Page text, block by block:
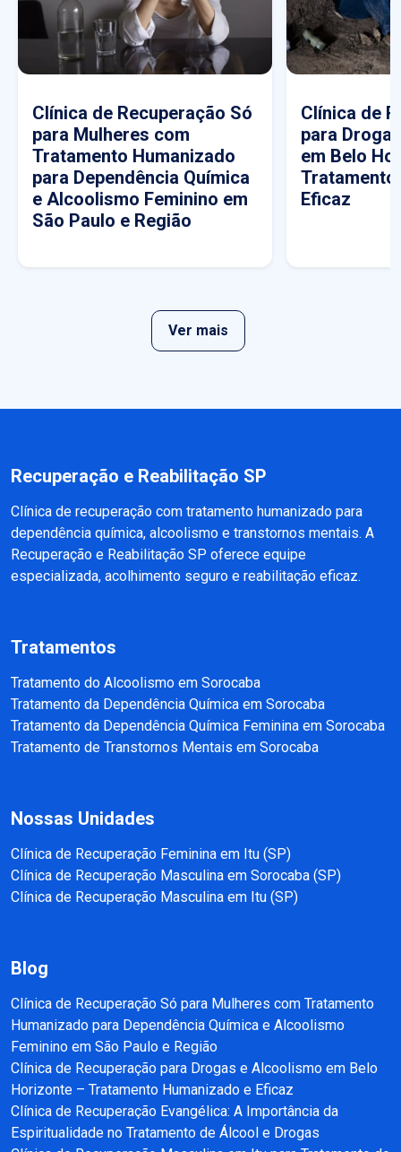
Clínica de Recuperação Só
para Mulheres com
Tratamento Humanizado
para Dependência Química
e Alcoolismo Feminino em
São Paulo e Região
Clínica de
para
em Belo
Tratamento
Eficaz
Ver mais
Recuperação e Reabilitação SP
Clínica de recuperação com tratamento humanizado para
dependência química, alcoolismo e transtornos mentais. A
Recuperação e Reabilitação SP oferece equipe
especializada, acolhimento seguro e reabilitação eficaz.
Tratamentos
Tratamento do Alcoolismo em Sorocaba
Tratamento da Dependência Química em Sorocaba
Tratamento da Dependência Química Feminina em Sorocaba
Tratamento de Transtornos Mentais em Sorocaba
Nossas Unidades
Clínica de Recuperação Feminina em Itu (SP)
Clínica de Recuperação Masculina em Sorocaba (SP)
Clínica de Recuperação Masculina em Itu (SP)
Blog
Clínica de Recuperação Só para Mulheres com Tratamento
Humanizado para Dependência Química e Alcoolismo
Feminino em São Paulo e Região
Clínica de Recuperação para Drogas e Alcoolismo em Belo
Horizonte – Tratamento Humanizado e Eficaz
Clínica de Recuperação Evangélica: A Importância da
Espiritualidade no Tratamento de Álcool e Drogas